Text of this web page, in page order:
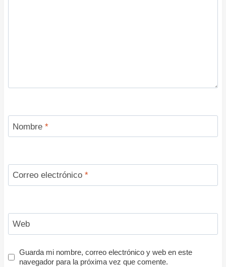
Nombre *
Correo electrónico *
Web
Guarda mi nombre, correo electrónico y web en este
navegador para la próxima vez que comente.